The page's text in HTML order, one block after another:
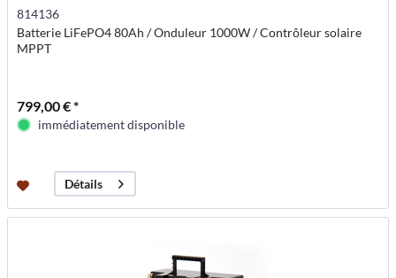
814136
Batterie LiFePO4 80Ah / Onduleur 1000W / Contrôleur solaire
MPPT
799,00 € *
immédiatement disponible
Détails